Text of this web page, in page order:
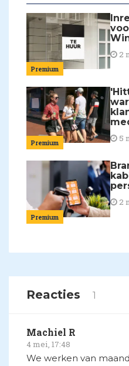
Premium
2
Premium 5
Premium
2
Reacties 1
Machiel R
4 mei, 17:48
We werken van